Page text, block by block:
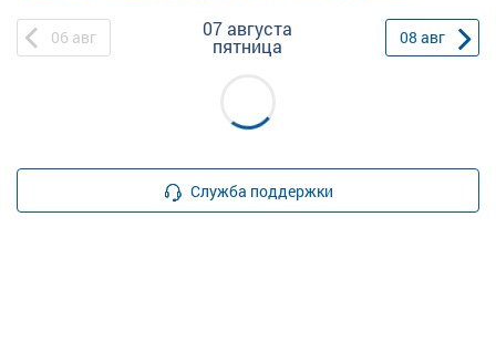
06 авг 07 августа
пятница 08 авг
Служба поддержки